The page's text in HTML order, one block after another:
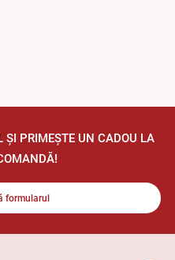
ȘI PRIMEȘTE UN CADOU LA
formularul